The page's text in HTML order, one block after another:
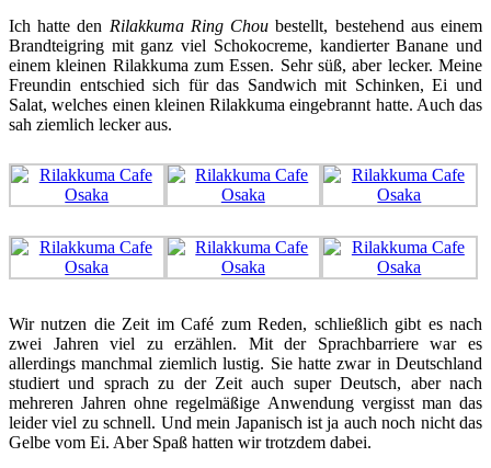
Ich hatte den Rilakkuma Ring Chou bestellt, bestehend aus einem
Brandteigring mit ganz viel Schokocreme, kandierter Banane und
einem kleinen Rilakkuma zum Essen. Sehr süß, aber lecker. Meine
Freundin entschied sich für das Sandwich mit Schinken, Ei und
Salat, welches einen kleinen Rilakkuma eingebrannt hatte. Auch das
sah ziemlich lecker aus.
Wir nutzen die Zeit im Café zum Reden, schließlich gibt es nach
zwei Jahren viel zu erzählen. Mit der Sprachbarriere war es
allerdings manchmal ziemlich lustig. Sie hatte zwar in Deutschland
studiert und sprach zu der Zeit auch super Deutsch, aber nach
mehreren Jahren ohne regelmäßige Anwendung vergisst man das
leider viel zu schnell. Und mein Japanisch ist ja auch noch nicht das
Gelbe vom Ei. Aber Spaß hatten wir trotzdem dabei.